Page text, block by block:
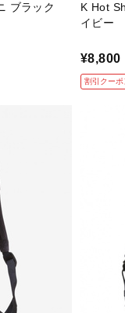
ブラック
K Hot
イビー
¥8,800
割引クーポ